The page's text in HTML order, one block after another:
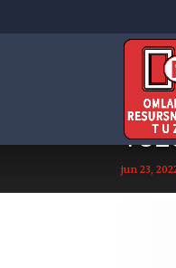
jun 23,